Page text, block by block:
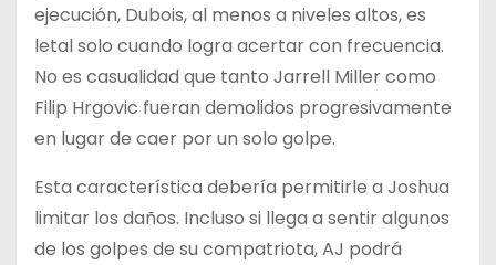
ejecución, Dubois, al menos a niveles altos, es
letal solo cuando logra acertar con frecuencia.
No es casualidad que tanto Jarrell Miller como
Filip Hrgovic fueran demolidos progresivamente
en lugar de caer por un solo golpe.
Esta característica debería permitirle a Joshua
limitar los daños. Incluso si llega a sentir algunos
de los golpes de su compatriota, AJ podrá